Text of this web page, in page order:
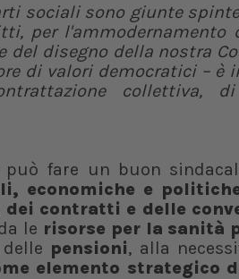
sociali sono giunte
per l'ammodernamento
del disegno della nostra
di valori democratici – è
collettiva,
fare un buon
economiche e
dei contratti e delle
le risorse per la sanità
pensioni, alla
elemento strategico